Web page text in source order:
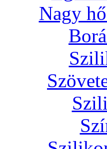
Nagy